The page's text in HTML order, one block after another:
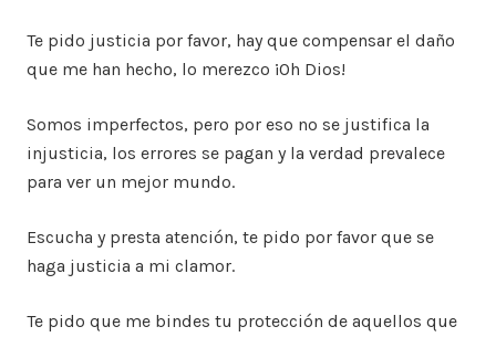
Te pido justicia por favor, hay que compensar el daño
que me han hecho, lo merezco ¡Oh Dios!
Somos imperfectos, pero por eso no se justifica la
injusticia, los errores se pagan y la verdad prevalece
para ver un mejor mundo.
Escucha y presta atención, te pido por favor que se
haga justicia a mi clamor.
Te pido que me bindes tu protección de aquellos que